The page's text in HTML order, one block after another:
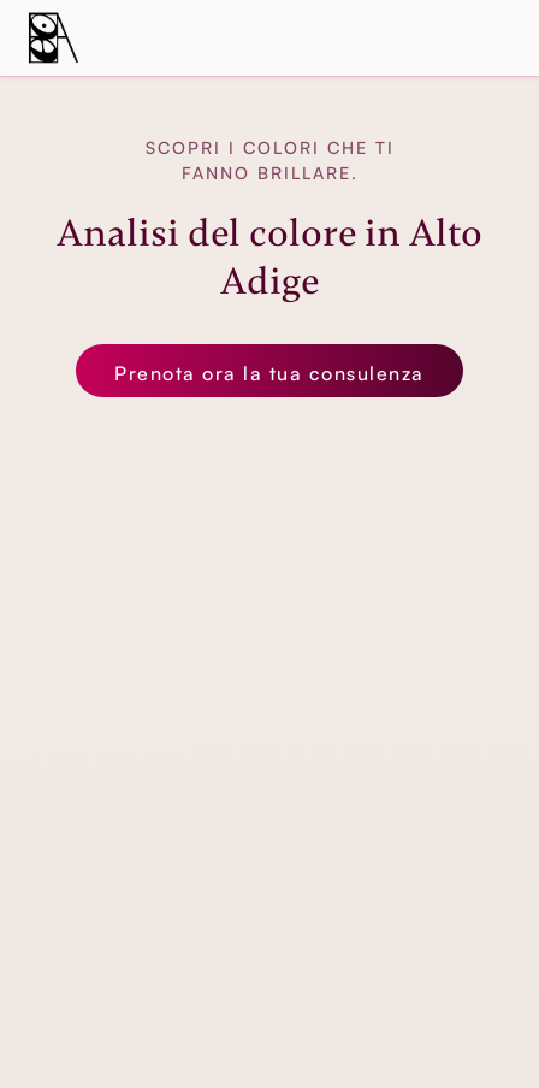
SCOPRI I COLORI CHE TI
FANNO BRILLARE.
Analisi del colore in Alto
Adige
Prenota ora la tua consulenza